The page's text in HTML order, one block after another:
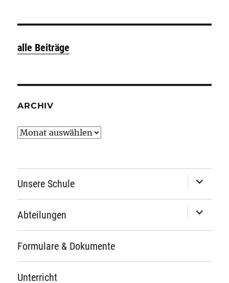
alle Beiträge
ARCHIV
Archiv
Unsere Schule
öffnen
Abteilungen
öffnen
Formulare & Dokumente
Unterricht